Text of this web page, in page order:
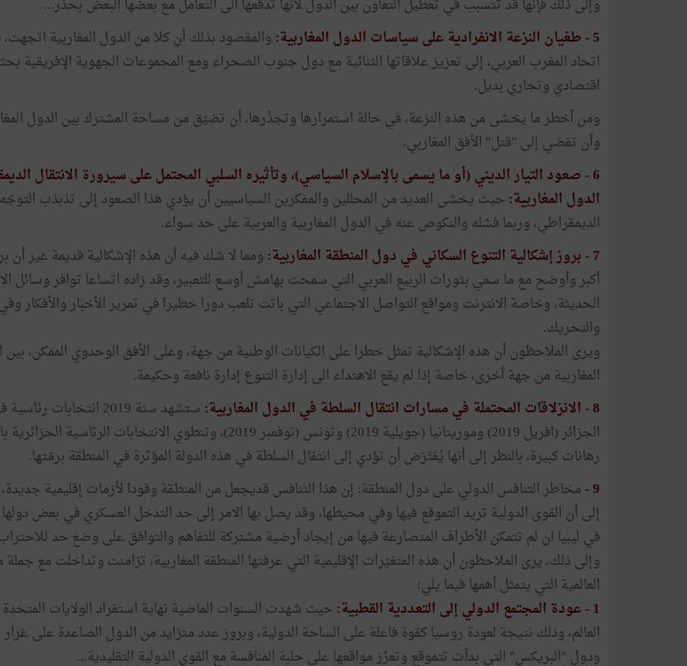
وإلى ذلك فإنها قد تتسبب في تعطيل التعاون بين الدول لأنها تدفعها الى التعامل مع بعضها البعض بحذر...
5 - طغيان النزعة الانفرادية على سياسات الدول المغاربية: والمقصود بذلك أن كلا من الدول المغاربية
اتحاد المغرب العربي، إلى تعزيز علاقاتها الثنائية مع دول جنوب الصحراء ومع المجموعات الجهوية الإفريقية
اقتصادي وتجاري بديل.
ومن أخطر ما يخشى من هذه النزعة، في حالة استمرارها وتجذّرها، أن تضيّق من مساحة المشترك بين الدول
وأن تفضي إلى "قتل" الأفق المغاربي.
6 - صعود التيار الديني (أو ما يسمى بالإسلام السياسي)، وتأثيره السلبي المحتمل على سيرورة الانتقال
الدول المغاربية: حيث يخشى العديد من المحللين والمفكرين السياسيين أن يؤدي هذا الصعود إلى تذبذب
الديمقراطي، وربما فشله والنكوص عنه في الدول المغاربية والعربية على حد سواء.
7 - بروز إشكالية التنوع السكاني في دول المنطقة المغاربية: ومما لا شك فيه أن هذه الإشكالية قديمة غير
أكبر وأوضح مع ما سمي بثورات الربيع العربي التي سمحت بهامش أوسع للتعبير، وقد زاده اتساعا توافر وسائل
الحديثة، وخاصة الانترنت ومواقع التواصل الاجتماعي التي باتت تلعب دورا خطيرا في تمرير الأخبار والأفكار
والتحريك.
ويرى الملاحظون أن هذه الإشكالية تمثل خطرا على الكيانات الوطنية من جهة، وعلى الأفق الوحدوي الممكن، بين
المغاربية من جهة أخرى، خاصة إذا لم يقع الاهتداء الى إدارة التنوع إدارة نافعة وحكيمة.
8 - الانزلاقات المحتملة في مسارات انتقال السلطة في الدول المغاربية:
ستشهد سنة 2019 انتخابات
الجزائر (افريل 2019) وموريتانيا (جويلية 2019) وتونس (نوفمبر 2019)، وتنطوي الانتخابات
رهانات كبيرة، بالنظر إلى أنها يُفتَرَض أن تؤدي إلى انتقال السلطة في هذه الدولة المؤثرة في المنطقة برمّتها.
9 - مخاطر التنافس الدولي على دول المنطقة: إن هذا التنافس قديجعل من المنطقة وقودا لأزمات إقليمية
إلى أن القوى الدولية تريد التموقع فيها وفي محيطها، وقد يصل بها الامر إلى حد التدخل العسكري في بعض
في ليبيا ان لم تتمكن الأطراف المتصارعة فيها من إيجاد أرضية مشتركة للتفاهم والتوافق على وضع حد للاحتراب
وإلى ذلك، يرى الملاحظون أن هذه المتغيّرات الإقليمية التي عرفتها المنطقة المغاربية، تزامنت وتداخلت مع جملة
العالمية التي يتمثل أهمها فيما يلي:
1 - عودة المجتمع الدولي إلى التعددية القطبية: حيث شهدت السنوات الماضية نهاية استفراد الولايات
العالم، وذلك نتيجة لعودة روسيا كقوة فاعلة على الساحة الدولية، وبروز عدد متزايد من الدول الصاعدة على غرار
ودول "البريكس" التي بدأت تتموقع وتعزّز مواقعها على حلبة المنافسة مع القوى الدولية التقليدية...